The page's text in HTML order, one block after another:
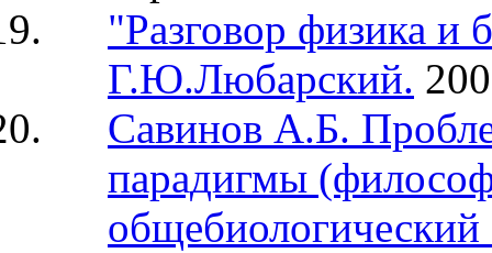
"Разговор физика
Г.Ю.Любарский.
Савинов А.Б.
парадигмы
общебиологический